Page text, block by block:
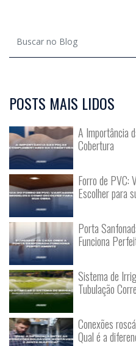
POSTS MAIS LIDOS
A Importância
Cobertura
Forro de PVC:
Escolher para
Porta
Funciona
Sistema de
Tubulação
Conexões
Qual é a